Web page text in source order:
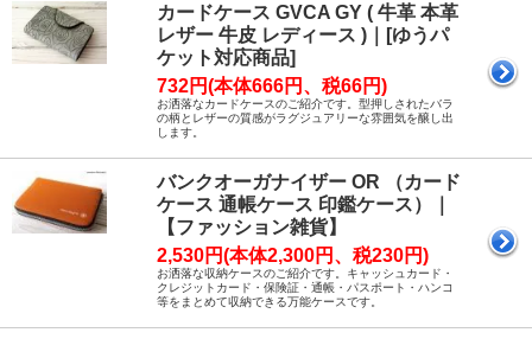
カードケース GVCA GY ( 牛革 本革
レザー 牛皮 レディース )｜[ゆうパ
ケット対応商品]
732円(本体666円、税66円)
お洒落なカードケースのご紹介です。型押しされたバラ
の柄とレザーの質感がラグジュアリーな雰囲気を醸し出
します。
バンクオーガナイザー OR （カード
ケース 通帳ケース 印鑑ケース）｜
【ファッション雑貨】
2,530円(本体2,300円、税230円)
お洒落な収納ケースのご紹介です。キャッシュカード・
クレジットカード・保険証・通帳・パスポート・ハンコ
等をまとめて収納できる万能ケースです。